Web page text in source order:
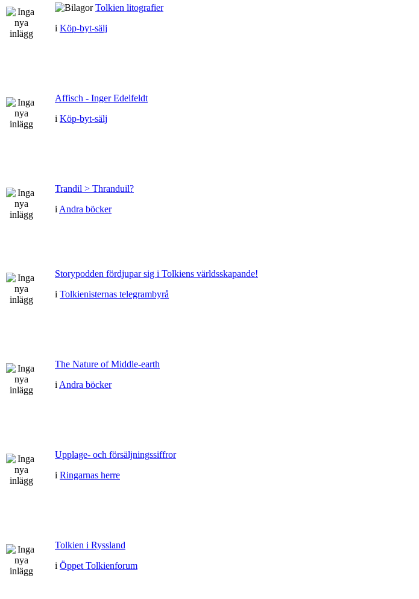
Tolkien litografier
i Köp-byt-sälj
Affisch - Inger Edelfeldt
i Köp-byt-sälj
Trandil > Thranduil?
i Andra böcker
Storypodden fördjupar sig i Tolkiens världsskapande!
i Tolkienisternas telegrambyrå
The Nature of Middle-earth
i Andra böcker
Upplage- och försäljningssiffror
i Ringarnas herre
Tolkien i Ryssland
i Öppet Tolkienforum